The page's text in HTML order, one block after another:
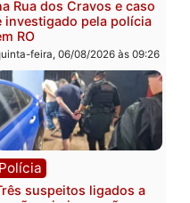
quinta-feira, 06/08/2026 às
Polícia
Jovem é encontrado
na Rua dos Cravos e
é investigado pela